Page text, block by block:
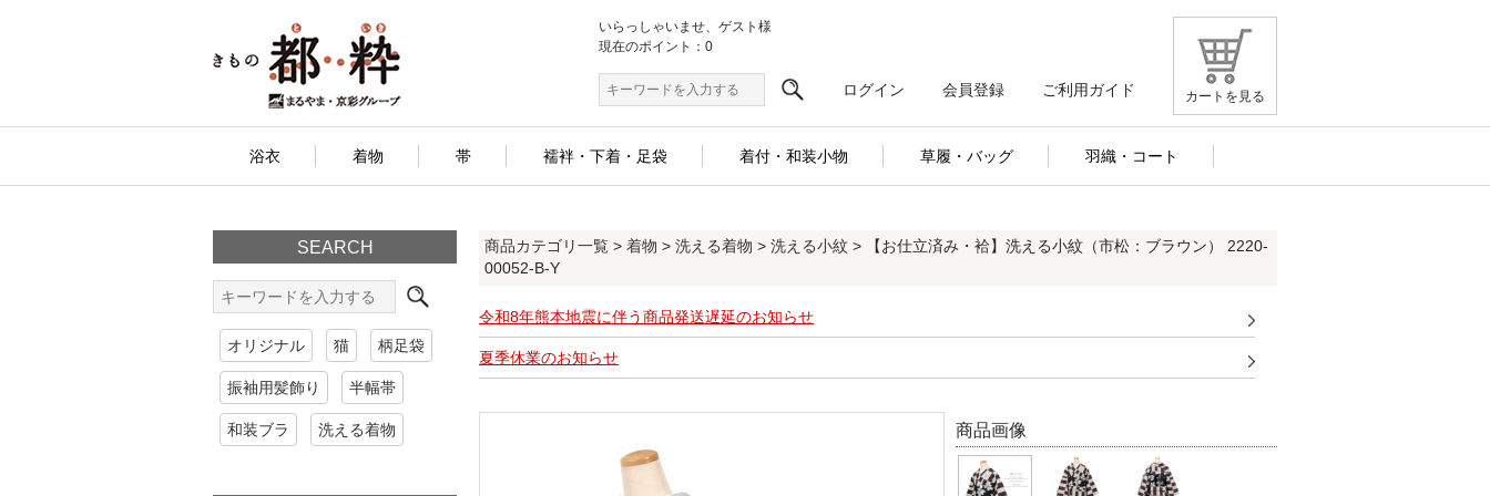
カートを見る
いらっしゃいませ、ゲスト様
現在のポイント：0
ログイン 会員登録 ご利用ガイド
浴衣 着物 帯 襦袢・下着・足袋 着付・和装小物 草履・バッグ 羽織・コート
SEARCH
オリジナル 猫 柄足袋
振袖用髪飾り 半幅帯
和装ブラ 洗える着物
商品カテゴリ一覧 > 着物 > 洗える着物 > 洗える小紋 > 【お仕立済み・袷】洗える小紋（市松：ブラウン） 2220-
00052-B-Y
令和8年熊本地震に伴う商品発送遅延のお知らせ
夏季休業のお知らせ
商品画像